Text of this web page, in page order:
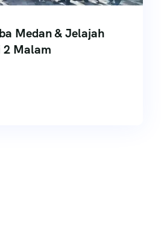
Medan & Jelajah
2 Malam